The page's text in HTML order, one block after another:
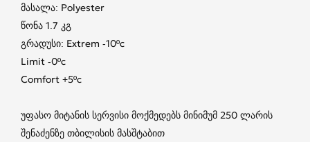
მასალა: Polyester
წონა 1.7 კგ
გრადუსი: Extrem -10ºc
Limit -0ºc
Comfort +5ºc
უფასო მიტანის სერვისი მოქმედებს მინიმუმ 250 ლარის
შენაძენზე თბილისის მასშტაბით